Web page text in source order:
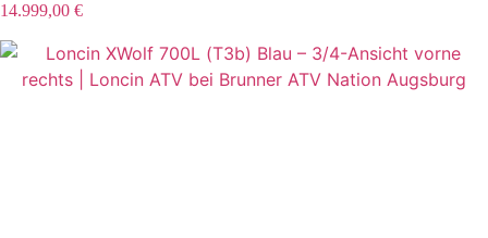
14.999,00 €